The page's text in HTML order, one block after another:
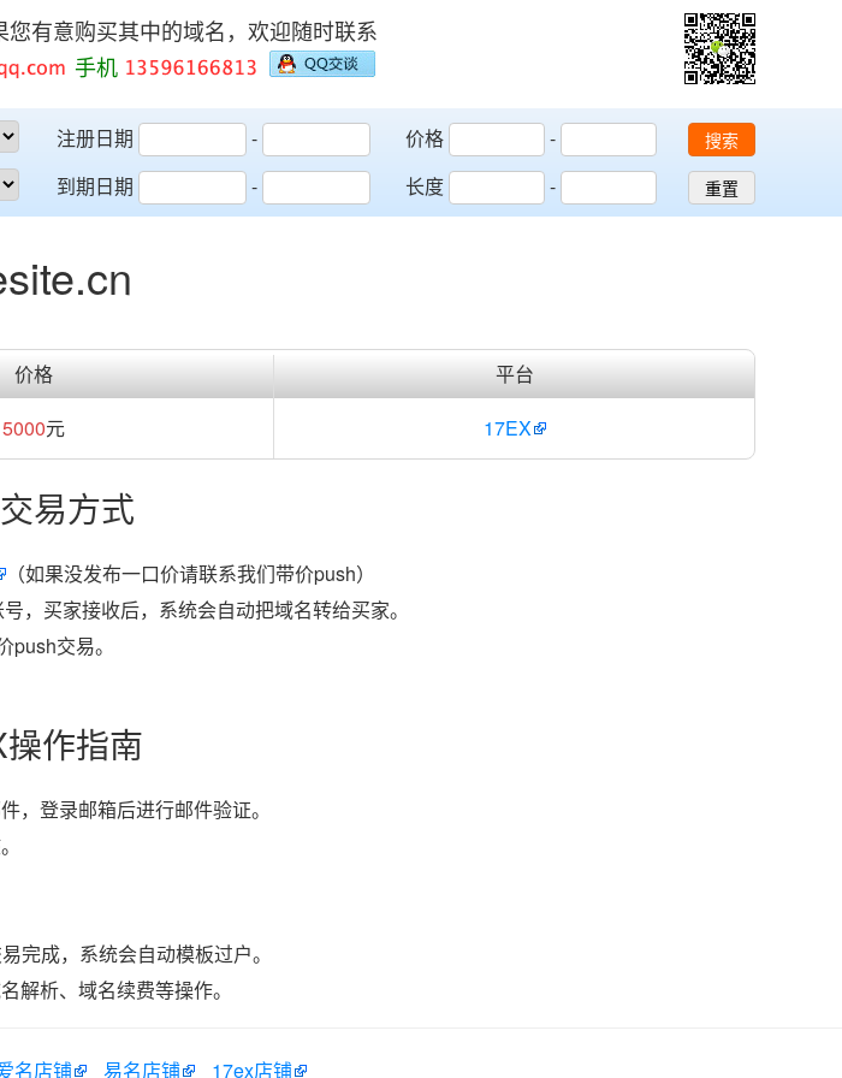
有意购买其中的域名，欢迎随时联系
手机
注册日期
-
到期日期
-
价格
-
长度
-
搜索
重置
价格
平台
5000元 17EX
易方式
（如果没发布一口价请联系我们带价push）
，买家接收后，系统会自动把域名转给买家。
交易。
作指南
，登录邮箱后进行邮件验证。
完成，系统会自动模板过户。
解析、域名续费等操作。
名店铺 易名店铺 17ex店铺